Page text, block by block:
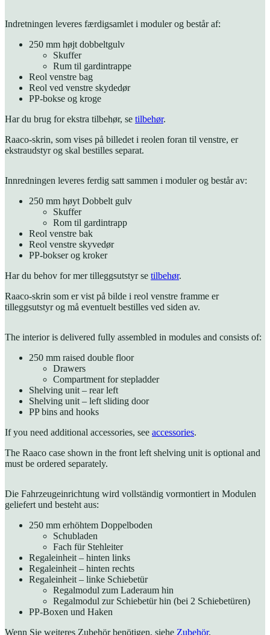
Indretningen leveres færdigsamlet i moduler og består af:
250 mm højt dobbeltgulv
Skuffer
Rum til gardintrappe
Reol venstre bag
Reol ved venstre skydedør
PP-bokse og kroge
Har du brug for ekstra tilbehør, se tilbehør.
Raaco-skrin, som vises på billedet i reolen foran til venstre, er
ekstraudstyr og skal bestilles separat.
Innredningen leveres ferdig satt sammen i moduler og består av:
250 mm høyt Dobbelt gulv
Skuffer
Rom til gardintrapp
Reol venstre bak
Reol venstre skyvedør
PP-bokser og kroker
Har du behov for mer tilleggsutstyr se tilbehør.
Raaco-skrin som er vist på bilde i reol venstre framme er
tilleggsutstyr og må eventuelt bestilles ved siden av.
The interior is delivered fully assembled in modules and consists of:
250 mm raised double floor
Drawers
Compartment for stepladder
Shelving unit – rear left
Shelving unit – left sliding door
PP bins and hooks
If you need additional accessories, see accessories.
The Raaco case shown in the front left shelving unit is optional and
must be ordered separately.
Die Fahrzeugeinrichtung wird vollständig vormontiert in Modulen
geliefert und besteht aus:
250 mm erhöhtem Doppelboden
Schubladen
Fach für Stehleiter
Regaleinheit – hinten links
Regaleinheit – hinten rechts
Regaleinheit – linke Schiebetür
Regalmodul zum Laderaum hin
Regalmodul zur Schiebetür hin (bei 2 Schiebetüren)
PP-Boxen und Haken
Wenn Sie weiteres Zubehör benötigen, siehe Zubehör.